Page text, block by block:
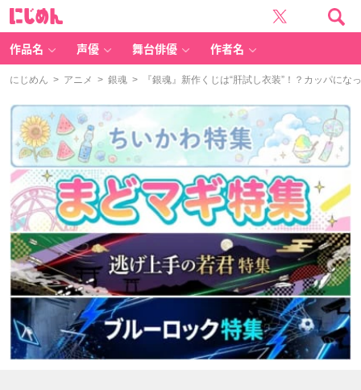
作品名 声優 舞台俳優 作者名
にじめん > アニメ > 銀魂 > 『銀魂』新作くじは“肝試し衣装”！？カッパにな